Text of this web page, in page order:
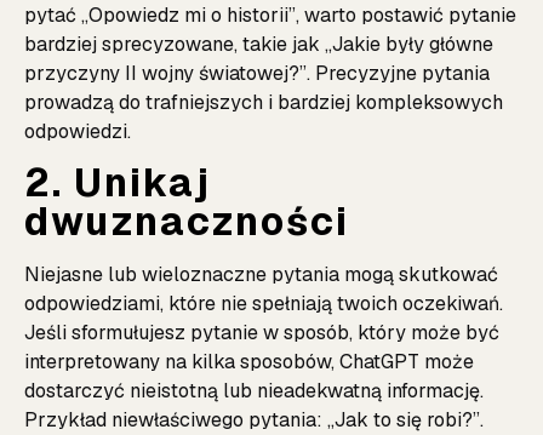
pytać „Opowiedz mi o historii”, warto postawić pytanie
bardziej sprecyzowane, takie jak „Jakie były główne
przyczyny II wojny światowej?”. Precyzyjne pytania
prowadzą do trafniejszych i bardziej kompleksowych
odpowiedzi.
2. Unikaj
dwuznaczności
Niejasne lub wieloznaczne pytania mogą skutkować
odpowiedziami, które nie spełniają twoich oczekiwań.
Jeśli sformułujesz pytanie w sposób, który może być
interpretowany na kilka sposobów, ChatGPT może
dostarczyć nieistotną lub nieadekwatną informację.
Przykład niewłaściwego pytania: „Jak to się robi?”.